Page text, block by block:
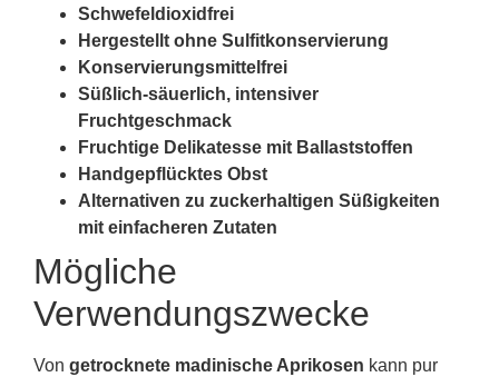
Schwefeldioxidfrei
Hergestellt ohne Sulfitkonservierung
Konservierungsmittelfrei
Süßlich-säuerlich, intensiver
Fruchtgeschmack
Fruchtige Delikatesse mit Ballaststoffen
Handgepflücktes Obst
Alternativen zu zuckerhaltigen Süßigkeiten
mit einfacheren Zutaten
Mögliche
Verwendungszwecke
Von getrocknete madinische Aprikosen kann pur